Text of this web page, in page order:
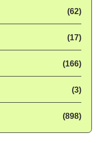
(62)
(17)
(166)
(3)
(898)